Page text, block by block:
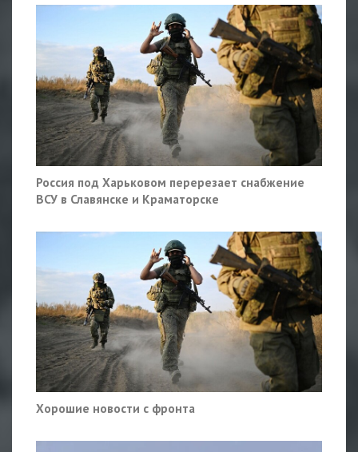
Россия под Харьковом перерезает снабжение
ВСУ в Славянске и Краматорске
Хорошие новости с фронта